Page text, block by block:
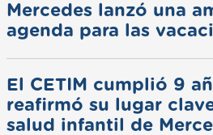
Mercedes lanzó una
agenda para las
El CETIM cumplió 9
reafirmó su lugar
salud infantil de